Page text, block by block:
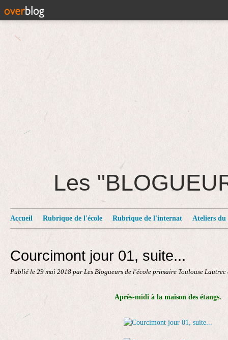
Les
Accueil Rubrique de l'école Rubrique de l'internat Ateliers du
Courcimont jour 01, suite...
Publié le 29 mai 2018 par Les Blogueurs de l'école primaire Toulouse Lautrec
Après-midi à la maison des étangs.